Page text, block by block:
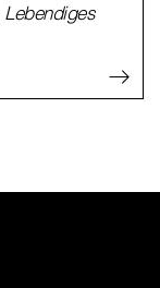
Lebendiges